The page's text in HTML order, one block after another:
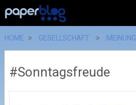
HOME GESELLSCHAFT MEINUNG
#Sonntagsfreude